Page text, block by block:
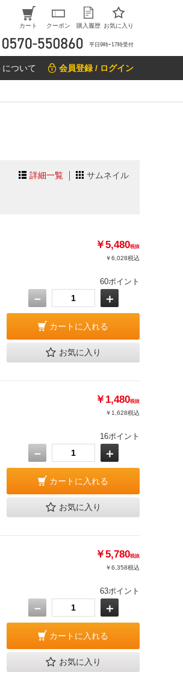
カート クーポン 購入履歴 お気に入り
平日9時ｰ17時受付
について 会員登録 / ログイン
詳細一覧 サムネイル
￥5,480税抜
￥6,028税込
60ポイント
－ ＋
カートに入れる
お気に入り
￥1,480税抜
￥1,628税込
16ポイント
－ ＋
カートに入れる
お気に入り
￥5,780税抜
￥6,358税込
63ポイント
－ ＋
カートに入れる
お気に入り